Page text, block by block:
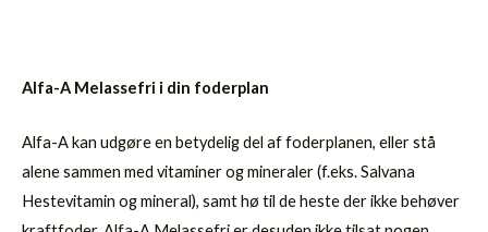
Alfa-A Melassefri i din foderplan
Alfa-A kan udgøre en betydelig del af foderplanen, eller stå
alene sammen med vitaminer og mineraler (f.eks. Salvana
Hestevitamin og mineral), samt hø til de heste der ikke behøver